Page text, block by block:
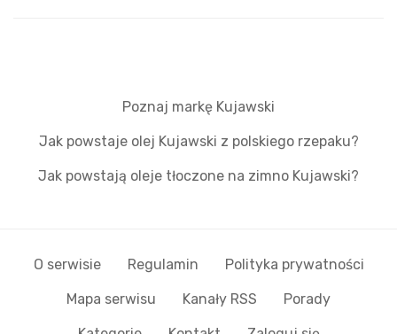
Poznaj markę Kujawski
Jak powstaje olej Kujawski z polskiego rzepaku?
Jak powstają oleje tłoczone na zimno Kujawski?
O serwisie Regulamin Polityka prywatności
Mapa serwisu Kanały RSS Porady